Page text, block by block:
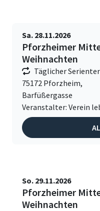
Sa. 28.11.2026
Pforzheimer
Weihnachten
Täglicher
75172 Pforzheim,
Barfüßergasse
Veranstalter: Verein
So. 29.11.2026
Pforzheimer
Weihnachten